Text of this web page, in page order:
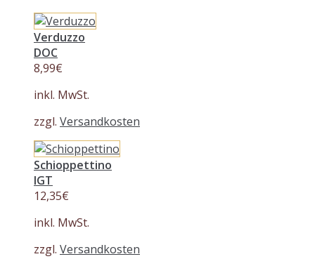
Verduzzo
DOC
8,99€
inkl. MwSt.
zzgl. Versandkosten
Schioppettino
IGT
12,35€
inkl. MwSt.
zzgl. Versandkosten